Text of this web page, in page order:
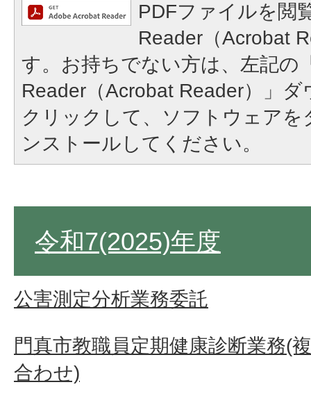
PDFファイルを閲
Reader（Acrobat
す。お持ちでない方は、左記の
Reader（Acrobat Reader）」
クリックして、ソフトウェア
ンストールしてください。
令和7(2025)年度
公害測定分析業務委託
門真市教職員定期健康診断業務(
合わせ)